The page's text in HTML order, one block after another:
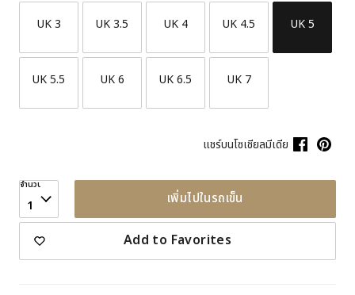
UK 3 UK 3.5 UK 4 UK 4.5 UK 5
UK 5.5 UK 6 UK 6.5 UK 7
แชร์บนโซเชียลมีเดีย
จำนวน
1 เพิ่มไปในรถเข็น
Add to Favorites